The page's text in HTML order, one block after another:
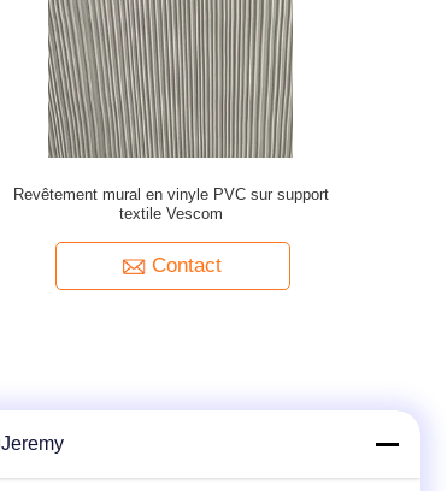
Revêtement mural en vinyle PVC sur support
textile Vescom
Contact
Jeremy